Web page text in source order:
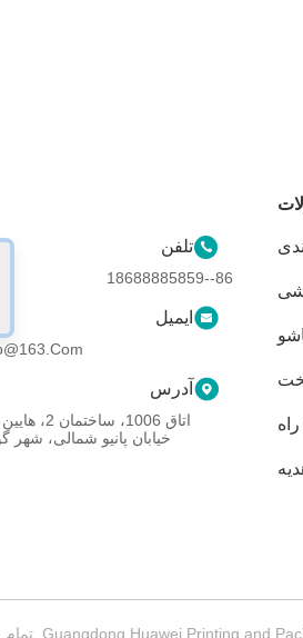
تلفن
86--18688885859
ایمیل
آدرس
خیابان پانیو شمالی، شهر